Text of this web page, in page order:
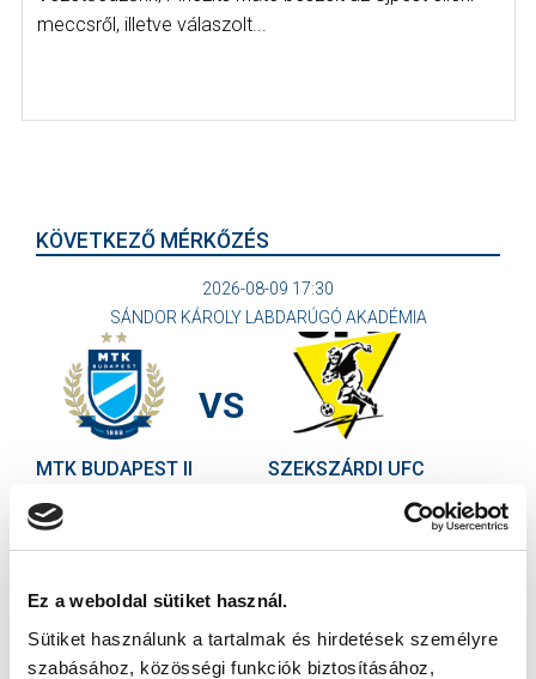
Ez a weboldal sütiket használ.
Sütiket használunk a tartalmak és hirdetések személyre
szabásához, közösségi funkciók biztosításához,
meccsről, illetve válaszolt...
KÖVETKEZŐ MÉRKŐZÉS
2026-08-09 17:30
SÁNDOR KÁROLY LABDARÚGÓ AKADÉMIA
MTK BUDAPEST II
VS
SZEKSZÁRDI UFC
MTK BUDAPEST HÍRLEVÉL
hírlevelünkre: